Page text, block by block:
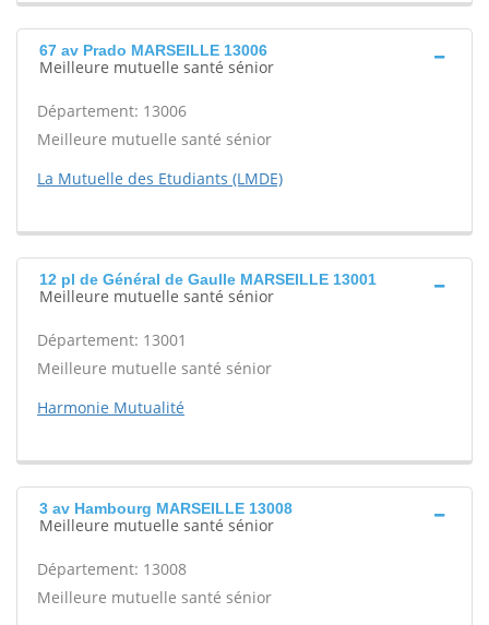
67 av Prado MARSEILLE 13006
Meilleure mutuelle santé sénior
Département: 13006
Meilleure mutuelle santé sénior
La Mutuelle des Etudiants (LMDE)
12 pl de Général de Gaulle MARSEILLE 13001
Meilleure mutuelle santé sénior
Département: 13001
Meilleure mutuelle santé sénior
Harmonie Mutualité
3 av Hambourg MARSEILLE 13008
Meilleure mutuelle santé sénior
Département: 13008
Meilleure mutuelle santé sénior